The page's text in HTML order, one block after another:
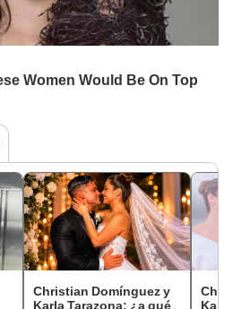
Christian Domínguez y
Karla Tarazona: ¿a qué